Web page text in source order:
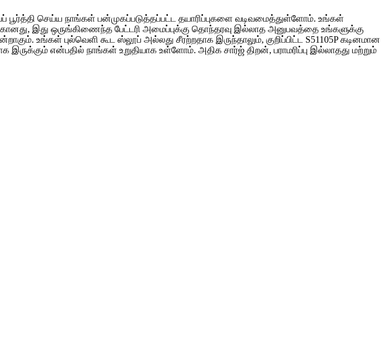
செய்ய நாங்கள் பன்முகப்படுத்தப்பட்ட தயாரிப்புகளை வடிவமைத்துள்ளோம். உங்கள்
இது ஒருங்கிணைந்த பேட்டரி அமைப்புக்கு தொந்தரவு இல்லாத அனுபவத்தை உங்களுக்கு
உங்கள் புல்வெளி கூட ஸ்லூப் அல்லது சீரற்றதாக இருந்தாலும், குறிப்பிட்ட S51105P கடினமான
என்பதில் நாங்கள் உறுதியாக உள்ளோம். அதிக சார்ஜ் திறன், பராமரிப்பு இல்லாதது மற்றும்